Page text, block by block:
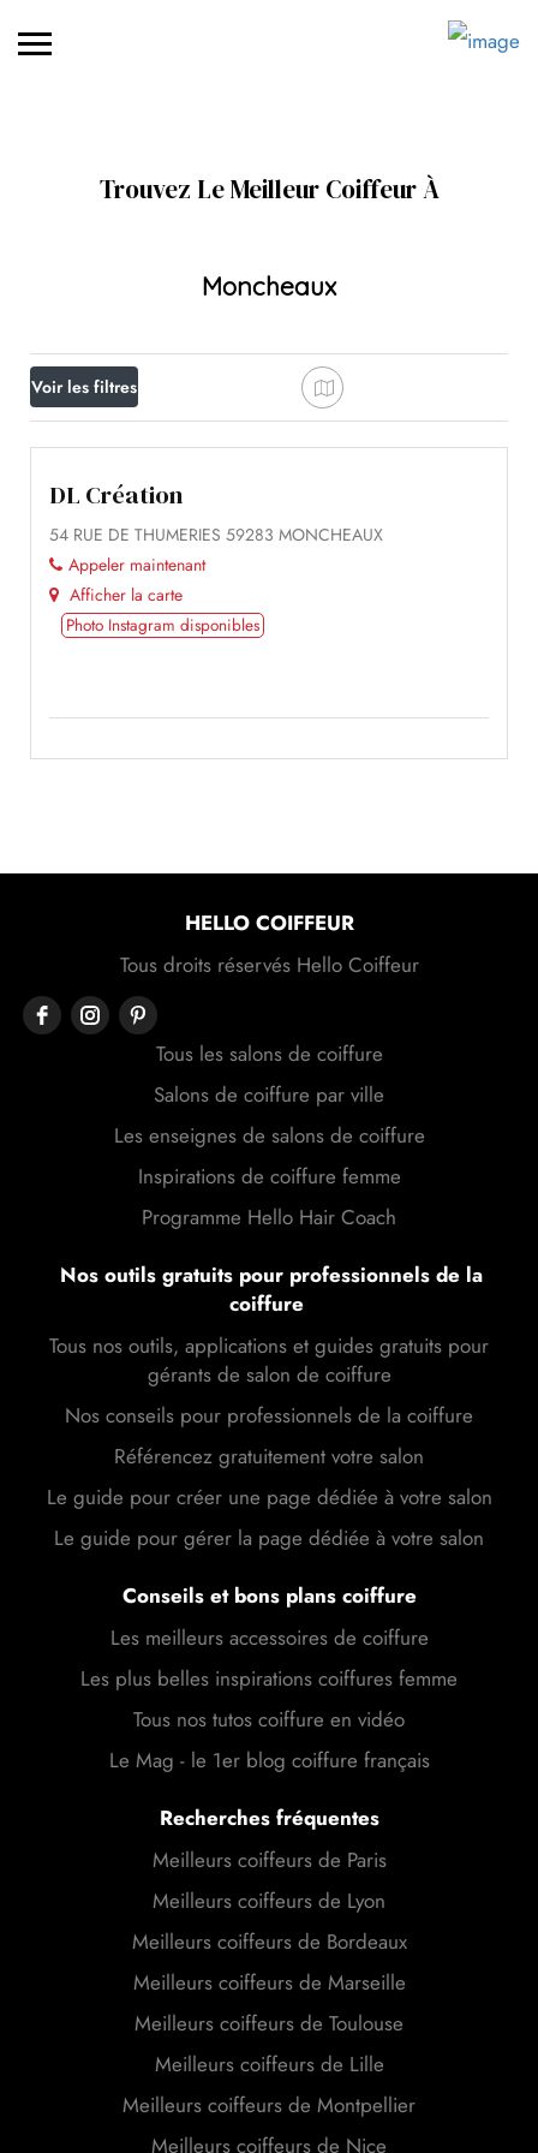
Trouvez Le Meilleur Coiffeur À
Moncheaux
Voir les filtres
DL Création
54 RUE DE THUMERIES 59283 MONCHEAUX
Appeler maintenant
Afficher la carte
Photo Instagram disponibles
HELLO COIFFEUR
Tous droits réservés Hello Coiffeur
Tous les salons de coiffure
Salons de coiffure par ville
Les enseignes de salons de coiffure
Inspirations de coiffure femme
Programme Hello Hair Coach
Nos outils gratuits pour professionnels de la
coiffure
Tous nos outils, applications et guides gratuits pour
gérants de salon de coiffure
Nos conseils pour professionnels de la coiffure
Référencez gratuitement votre salon
Le guide pour créer une page dédiée à votre salon
Le guide pour gérer la page dédiée à votre salon
Conseils et bons plans coiffure
Les meilleurs accessoires de coiffure
Les plus belles inspirations coiffures femme
Tous nos tutos coiffure en vidéo
Le Mag - le 1er blog coiffure français
Recherches fréquentes
Meilleurs coiffeurs de Paris
Meilleurs coiffeurs de Lyon
Meilleurs coiffeurs de Bordeaux
Meilleurs coiffeurs de Marseille
Meilleurs coiffeurs de Toulouse
Meilleurs coiffeurs de Lille
Meilleurs coiffeurs de Montpellier
Meilleurs coiffeurs de Nice